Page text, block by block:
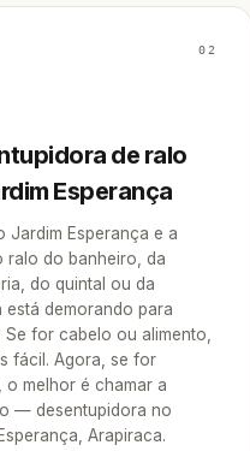
02
de ralo
Esperança
Jardim Esperança e a
ralo do banheiro, da
do quintal ou da
está demorando para
Se for cabelo ou alimento,
fácil. Agora, se for
o melhor é chamar a
— desentupidora no
Arapiraca.